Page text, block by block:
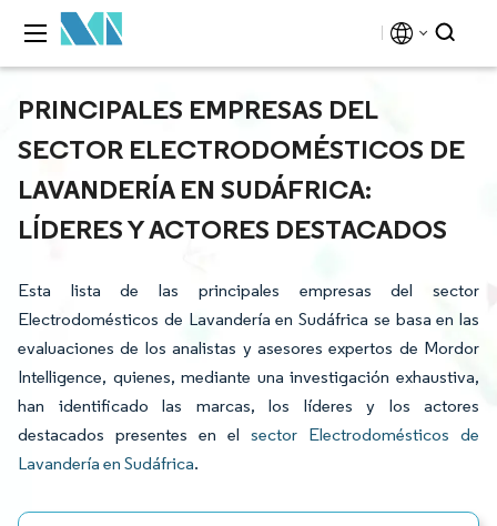
PRINCIPALES EMPRESAS DEL
SECTOR ELECTRODOMÉSTICOS DE
LAVANDERÍA EN SUDÁFRICA:
LÍDERES Y ACTORES DESTACADOS
Esta lista de las principales empresas del sector
Electrodomésticos de Lavandería en Sudáfrica se basa en las
evaluaciones de los analistas y asesores expertos de Mordor
Intelligence, quienes, mediante una investigación exhaustiva,
han identificado las marcas, los líderes y los actores
destacados presentes en el sector Electrodomésticos de
Lavandería en Sudáfrica.